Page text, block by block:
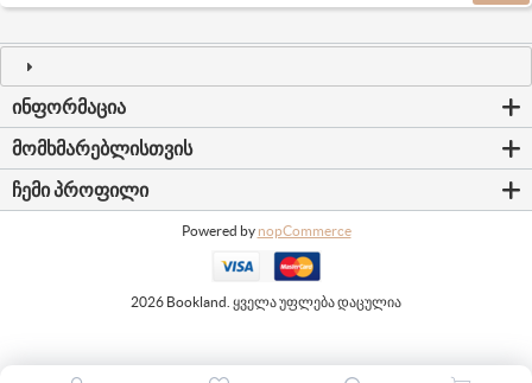
ᲘᲜᲤᲝᲠᲛᲐᲪᲘᲐ
ᲛᲝᲛᲮᲛᲐᲠᲔᲑᲚᲘᲡᲗᲕᲘᲡ
ᲩᲔᲛᲘ ᲞᲠᲝᲤᲘᲚᲘ
Powered by nopCommerce
2026 Bookland. ყველა უფლება დაცულია